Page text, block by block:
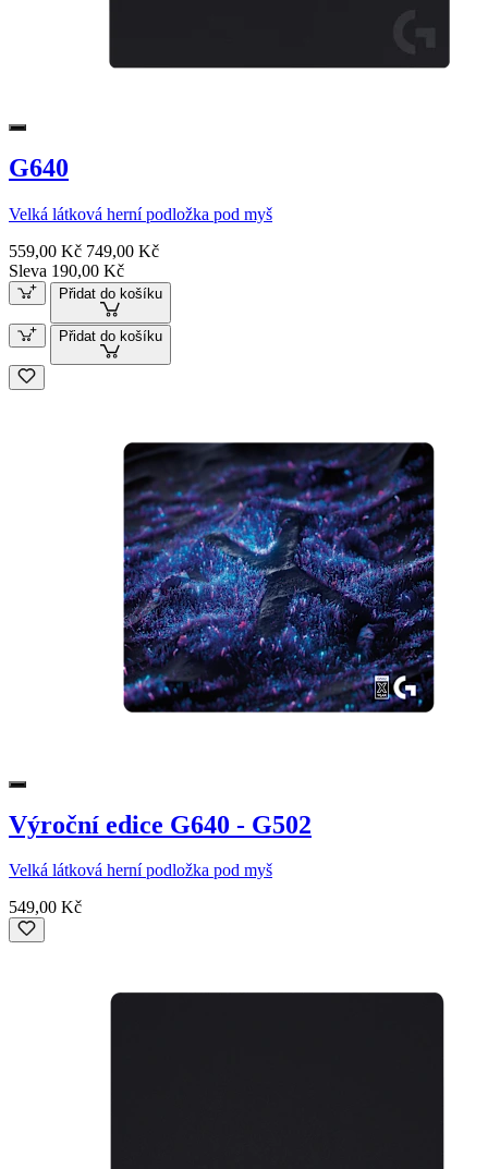
G640
Velká látková herní podložka pod myš
559,00 Kč 749,00 Kč
Sleva 190,00 Kč
Přidat do košíku
Přidat do košíku
Výroční edice G640 - G502
Velká látková herní podložka pod myš
549,00 Kč